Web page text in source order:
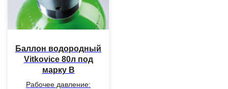
Баллон водородный
Vitkovice 80л под
марку В
Рабочее давление: